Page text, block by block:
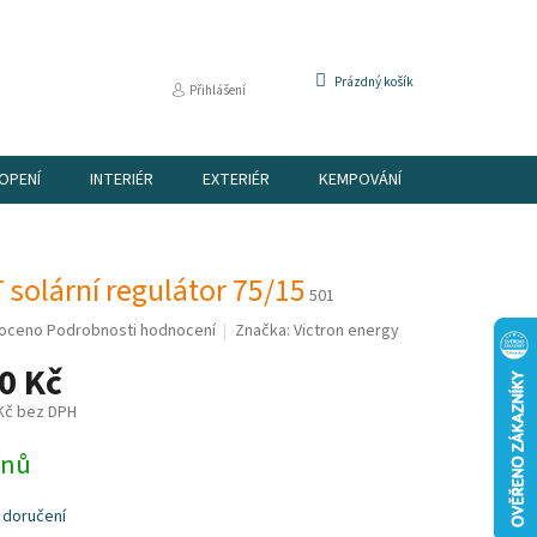
Přihlášení
NÁKUPNÍ
Prázdný košík
INTERIÉR EXTERIÉR KEMPOVÁNÍ
solární regulátor 75/15501
Podrobnosti hodnocení Značka:Victron energy
Kč
bez DPH